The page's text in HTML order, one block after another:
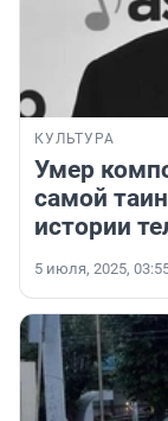
КУЛЬТУРА
Умер
самой
истории
5 июля, 2025,